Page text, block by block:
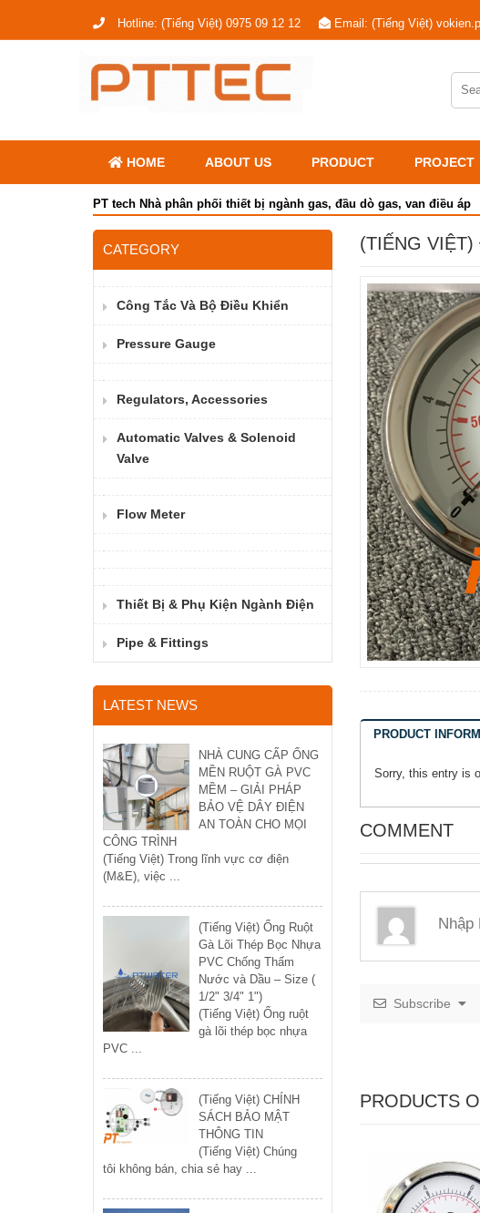
Hotline: (Tiếng Việt) 0975 09 12 12 Email: (Tiếng Việt)
HOME ABOUT US PRODUCT PROJECT
PT tech Nhà phân phối thiết bị ngành gas, đầu dò gas, van điều áp
CATEGORY
Công Tắc Và Bộ Điều Khiển
Pressure Gauge
Regulators, Accessories
Automatic Valves & Solenoid
Valve
Flow Meter
Thiết Bị & Phụ Kiện Ngành Điện
Pipe & Fittings
LATEST NEWS
NHÀ CUNG CẤP ỐNG
MỀN RUỘT GÀ PVC
MỀM – GIẢI PHÁP
BẢO VỆ DÂY ĐIỆN
AN TOÀN CHO MỌI
CÔNG TRÌNH
(Tiếng Việt) Trong lĩnh vực cơ điện
(M&E), việc ...
(Tiếng Việt) Ống Ruột
Gà Lõi Thép Bọc Nhựa
PVC Chống Thấm
Nước và Dầu – Size (
1/2" 3/4" 1")
(Tiếng Việt) Ống ruột
gà lõi thép bọc nhựa
PVC ...
(Tiếng Việt) CHÍNH
SÁCH BẢO MẬT
THÔNG TIN
(Tiếng Việt) Chúng
tôi không bán, chia sẻ hay ...
(TIẾNG
PRODUCT
Sorry, this entry is
COMMENT
Subscribe
PRODUCTS